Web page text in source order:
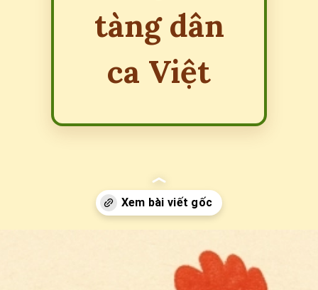
tàng dân
ca Việt